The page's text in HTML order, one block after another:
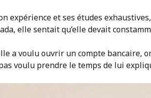
expérience et ses études
elle sentait qu’elle devait
a voulu ouvrir un compte bancaire,
pas voulu prendre le temps de lui